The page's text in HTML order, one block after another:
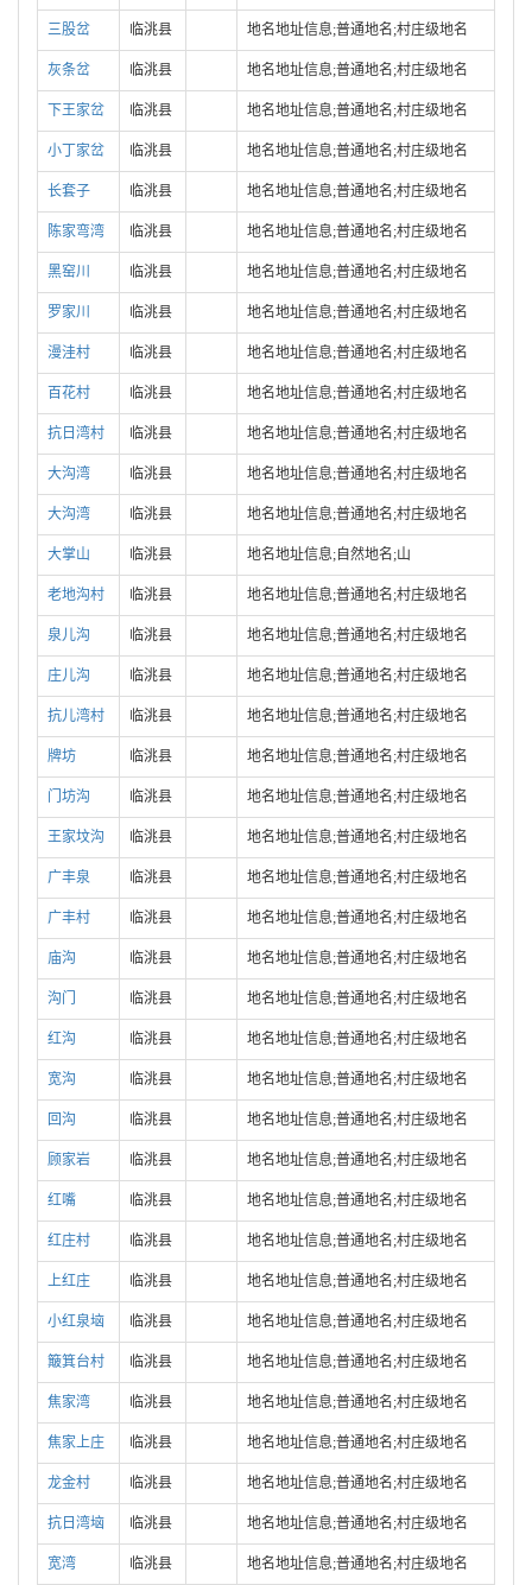
三股岔 临洮县 地名地址信息;普通地名;村庄级地名
灰条岔 临洮县 地名地址信息;普通地名;村庄级地名
下王家岔 临洮县 地名地址信息;普通地名;村庄级地名
小丁家岔 临洮县 地名地址信息;普通地名;村庄级地名
长套子 临洮县 地名地址信息;普通地名;村庄级地名
陈家弯湾 临洮县 地名地址信息;普通地名;村庄级地名
黑窑川 临洮县 地名地址信息;普通地名;村庄级地名
罗家川 临洮县 地名地址信息;普通地名;村庄级地名
漫洼村 临洮县 地名地址信息;普通地名;村庄级地名
百花村 临洮县 地名地址信息;普通地名;村庄级地名
抗日湾村 临洮县 地名地址信息;普通地名;村庄级地名
大沟湾 临洮县 地名地址信息;普通地名;村庄级地名
大沟湾 临洮县 地名地址信息;普通地名;村庄级地名
大掌山 临洮县 地名地址信息;自然地名;山
老地沟村 临洮县 地名地址信息;普通地名;村庄级地名
泉儿沟 临洮县 地名地址信息;普通地名;村庄级地名
庄儿沟 临洮县 地名地址信息;普通地名;村庄级地名
抗儿湾村 临洮县 地名地址信息;普通地名;村庄级地名
牌坊 临洮县 地名地址信息;普通地名;村庄级地名
门坊沟 临洮县 地名地址信息;普通地名;村庄级地名
王家坟沟 临洮县 地名地址信息;普通地名;村庄级地名
广丰泉 临洮县 地名地址信息;普通地名;村庄级地名
广丰村 临洮县 地名地址信息;普通地名;村庄级地名
庙沟 临洮县 地名地址信息;普通地名;村庄级地名
沟门 临洮县 地名地址信息;普通地名;村庄级地名
红沟 临洮县 地名地址信息;普通地名;村庄级地名
宽沟 临洮县 地名地址信息;普通地名;村庄级地名
回沟 临洮县 地名地址信息;普通地名;村庄级地名
顾家岩 临洮县 地名地址信息;普通地名;村庄级地名
红嘴 临洮县 地名地址信息;普通地名;村庄级地名
红庄村 临洮县 地名地址信息;普通地名;村庄级地名
上红庄 临洮县 地名地址信息;普通地名;村庄级地名
小红泉垴 临洮县 地名地址信息;普通地名;村庄级地名
簸箕台村 临洮县 地名地址信息;普通地名;村庄级地名
焦家湾 临洮县 地名地址信息;普通地名;村庄级地名
焦家上庄 临洮县 地名地址信息;普通地名;村庄级地名
龙金村 临洮县 地名地址信息;普通地名;村庄级地名
抗日湾垴 临洮县 地名地址信息;普通地名;村庄级地名
宽湾 临洮县 地名地址信息;普通地名;村庄级地名